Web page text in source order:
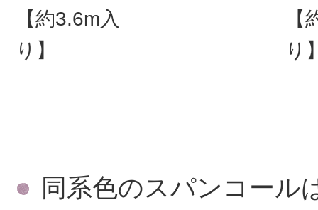
【約3.6m入
り】
り
同系色のスパンコール